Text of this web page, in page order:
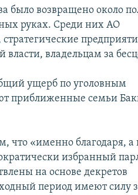
было возвращено около
руках. Среди них АО
владельцам за
ущерб по уголовным
приближенные семьи
что «именно благодаря, а
избранный
на основе декретов
период имеют силу